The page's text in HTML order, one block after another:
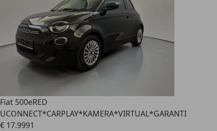
Fiat 500eRED
UCONNECT*CARPLAY*KAMERA*VIRTUAL*GARANTI
€ 17.9991